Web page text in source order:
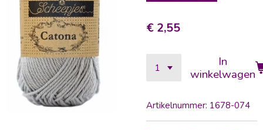
€ 2,55
In
winkelwagen
Artikelnummer: 1678-074